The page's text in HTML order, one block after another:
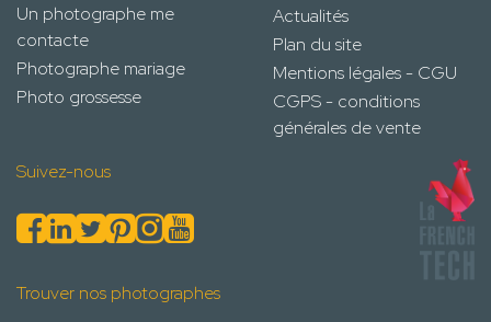
Un photographe me
contacte
Photographe mariage
Photo grossesse
Actualités
Plan du site
Mentions légales - CGU
CGPS - conditions
générales de vente
Suivez-nous
Trouver nos photographes